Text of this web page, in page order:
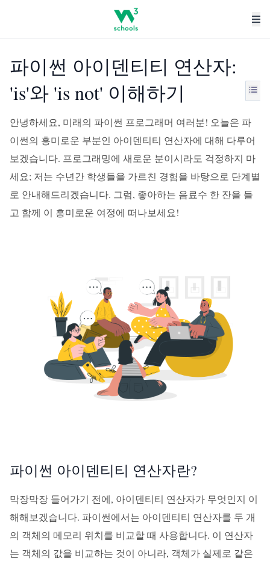
파이썬 아이덴티티 연산자:
'is'와 'is not' 이해하기
안녕하세요, 미래의 파이썬 프로그래머 여러분! 오늘은 파
이썬의 흥미로운 부분인 아이덴티티 연산자에 대해 다루어
보겠습니다. 프로그래밍에 새로운 분이시라도 걱정하지 마
세요; 저는 수년간 학생들을 가르친 경험을 바탕으로 단계별
로 안내해드리겠습니다. 그럼, 좋아하는 음료수 한 잔을 들
고 함께 이 흥미로운 여정에 떠나보세요!
파이썬 아이덴티티 연산자란?
막장막장 들어가기 전에, 아이덴티티 연산자가 무엇인지 이
해해보겠습니다. 파이썬에서는 아이덴티티 연산자를 두 개
의 객체의 메모리 위치를 비교할 때 사용합니다. 이 연산자
는 객체의 값을 비교하는 것이 아니라, 객체가 실제로 같은